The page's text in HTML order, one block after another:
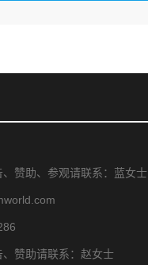
赞助、参观请联系：蓝女士
、赞助请联系：赵女士